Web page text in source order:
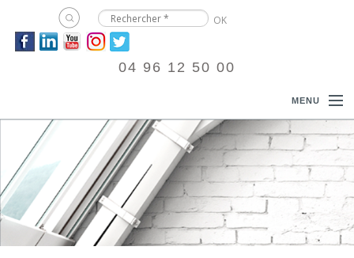
04 96 12 50 00
MENU
ACCUEIL
PRODUITS
DOCUMENTATIONS
COULEURS